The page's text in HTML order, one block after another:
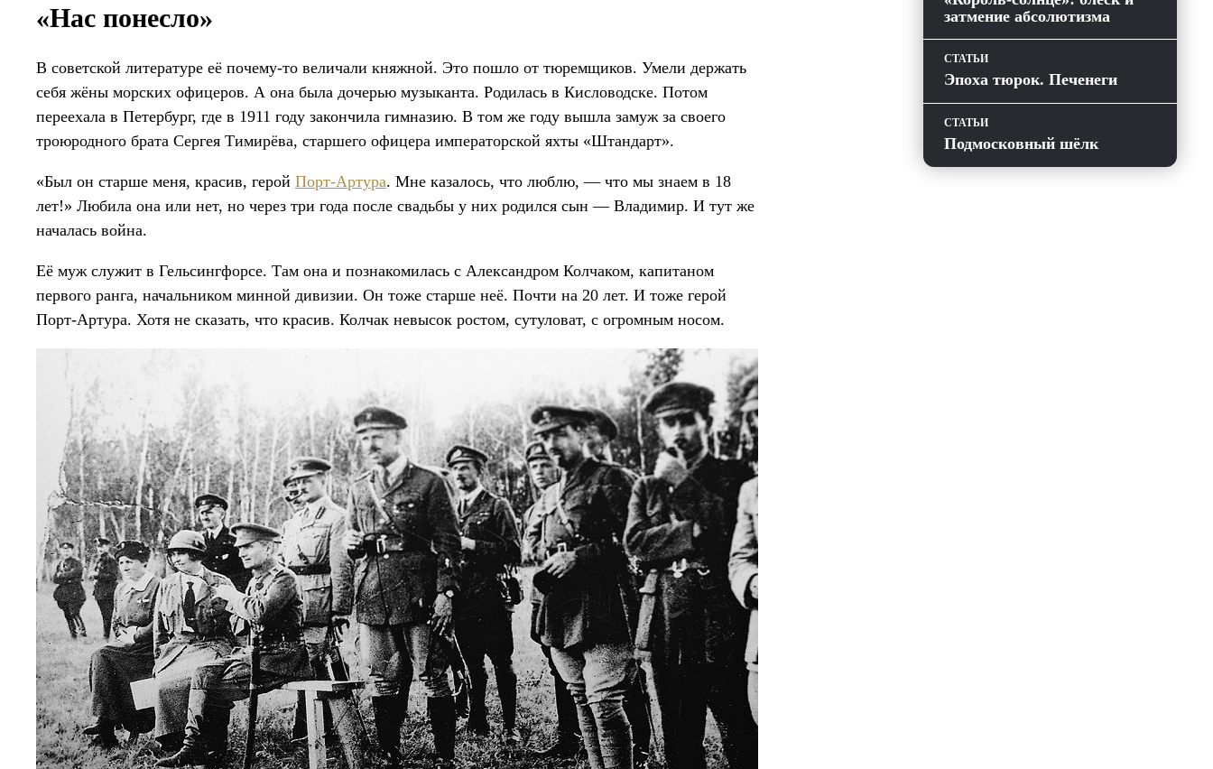
«Нас понесло»
В советской литературе её почему-то величали княжной. Это пошло от тюремщиков. Умели держать
себя жёны морских офицеров. А она была дочерью музыканта. Родилась в Кисловодске. Потом
переехала в Петербург, где в 1911 году закончила гимназию. В том же году вышла замуж за своего
троюродного брата Сергея Тимирёва, старшего офицера императорской яхты «Штандарт».
«Был он старше меня, красив, герой Порт-Артура. Мне казалось, что люблю, — что мы знаем в 18
лет!» Любила она или нет, но через три года после свадьбы у них родился сын — Владимир. И тут же
началась война.
Её муж служит в Гельсингфорсе. Там она и познакомилась с Александром Колчаком, капитаном
первого ранга, начальником минной дивизии. Он тоже старше неё. Почти на 20 лет. И тоже герой
Порт-Артура. Хотя не сказать, что красив. Колчак невысок ростом, сутуловат, с огромным носом.
затмение абсолютизма
СТАТЬИ
Эпоха тюрок. Печенеги
СТАТЬИ
Подмосковный шёлк